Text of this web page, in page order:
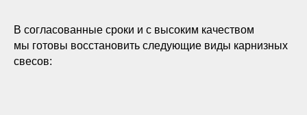
В согласованные сроки и с высоким качеством
мы готовы восстановить следующие виды карнизных
свесов: